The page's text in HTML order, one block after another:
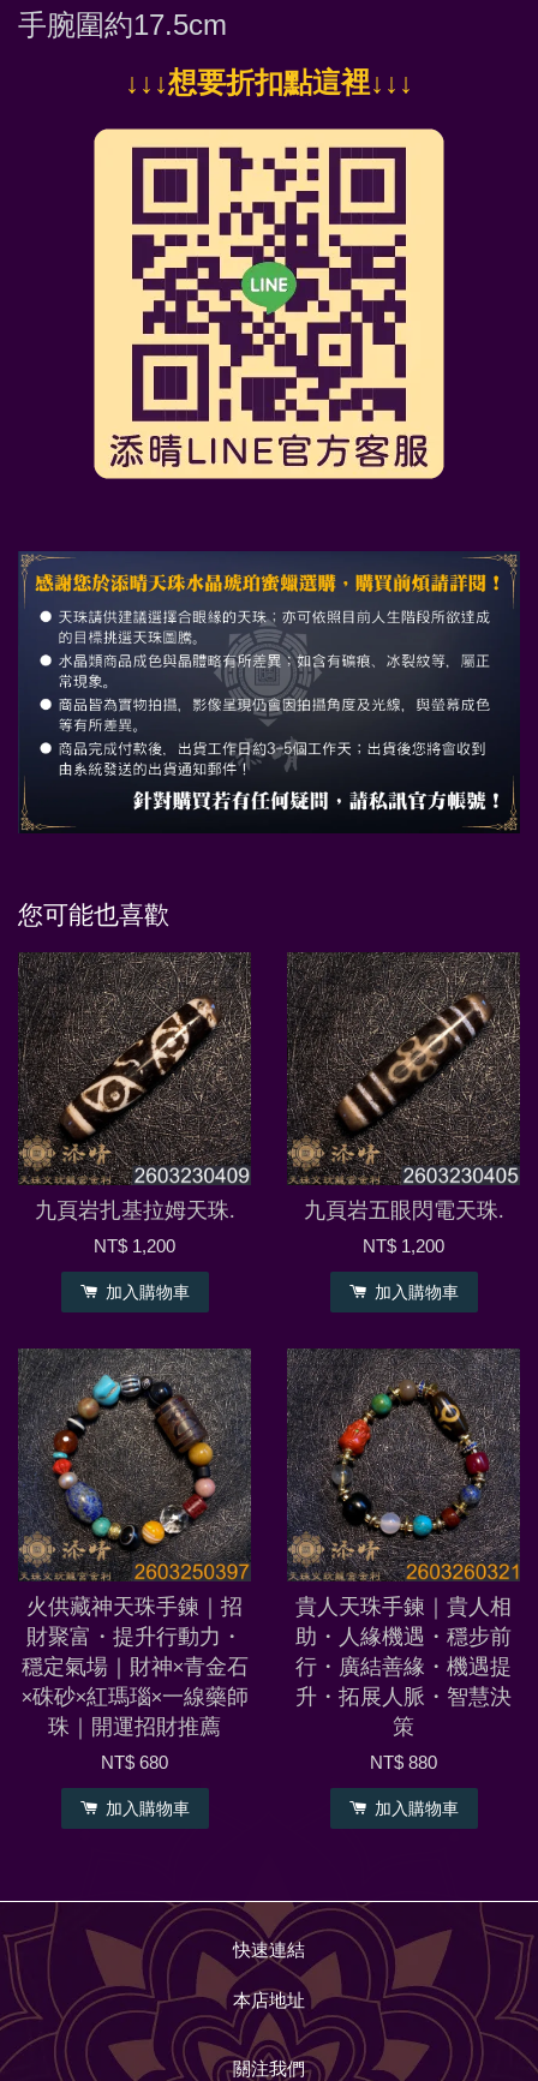
手腕圍約17.5cm
↓ ↓↓想要折扣點這裡↓↓↓
您可能也喜歡
九頁岩扎基拉姆天珠.
NT$ 1,200
加入購物車
九頁岩五眼閃電天珠.
NT$ 1,200
加入購物車
火供藏神天珠手鍊｜招
財聚富・提升行動力・
穩定氣場｜財神×青金石
×硃砂×紅瑪瑙×一線藥師
珠｜開運招財推薦
NT$ 680
加入購物車
貴人天珠手鍊｜貴人相
助・人緣機遇・穩步前
行・廣結善緣・機遇提
升・拓展人脈・智慧決
策
NT$ 880
加入購物車
快速連結
本店地址
關注我們